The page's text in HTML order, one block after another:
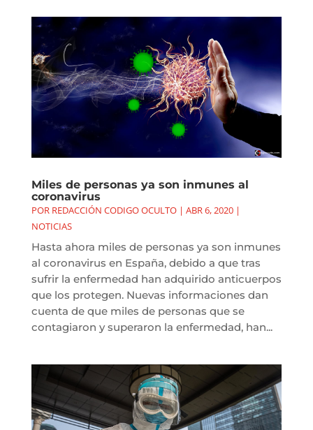
Miles de personas ya son inmunes al
coronavirus
POR REDACCIÓN CODIGO OCULTO| ABR 6, 2020|
NOTICIAS
Hasta ahora miles de personas ya son inmunes
al coronavirus en España, debido a que tras
sufrir la enfermedad han adquirido anticuerpos
que los protegen. Nuevas informaciones dan
cuenta de que miles de personas que se
contagiaron y superaron la enfermedad, han...